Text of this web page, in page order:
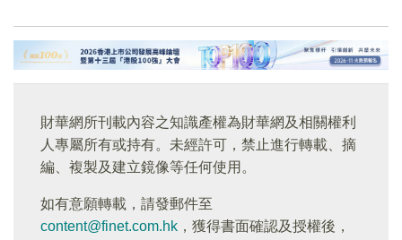
財華網所刊載內容之知識產權為財華網及相關權利
人專屬所有或持有。未經許可，禁止進行轉載、摘
編、複製及建立鏡像等任何使用。
如有意願轉載，請發郵件至
content@finet.com.hk ，獲得書面確認及授權後，